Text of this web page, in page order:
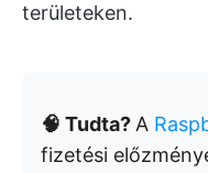
területeken.
🧠 Tudta? A
fizetési